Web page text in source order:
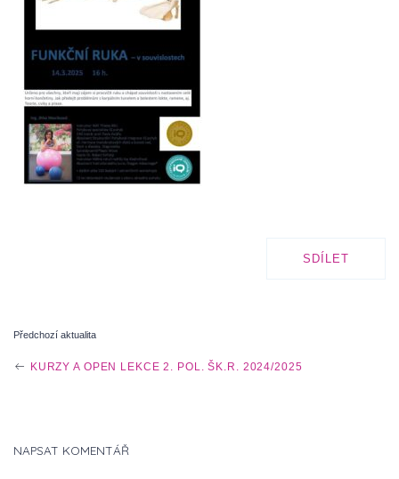
SDÍLET
Předchozí aktualita
KURZY A OPEN LEKCE 2. POL. ŠK.R. 2024/2025
NAPSAT KOMENTÁŘ